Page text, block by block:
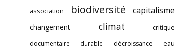
association biodiversité capitalisme
changement climat
critique
documentaire
durable décroissance eau